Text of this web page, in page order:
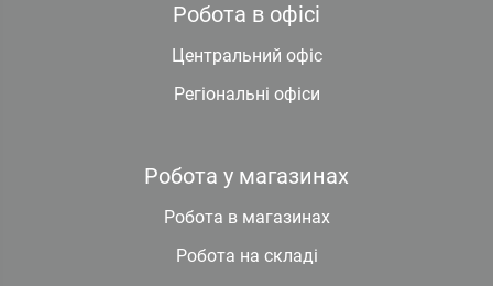
Робота в офісі
Центральний офіс
Регіональні офіси
Робота у магазинах
Робота в магазинах
Робота на складі